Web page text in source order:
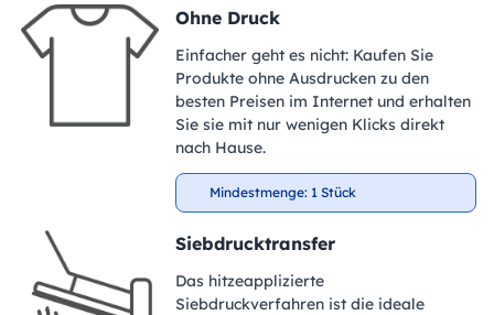
Ohne Druck
Einfacher geht es nicht: Kaufen Sie
Produkte ohne Ausdrucken zu den
besten Preisen im Internet und erhalten
Sie sie mit nur wenigen Klicks direkt
nach Hause.
Mindestmenge: 1 Stück
Siebdrucktransfer
Das hitzeapplizierte
Siebdruckverfahren ist die ideale